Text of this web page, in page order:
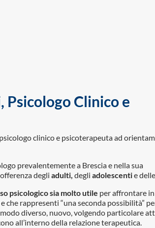
Psicologo Clinico e
clinico e psicoterapeuta ad
prevalentemente a Brescia e nella sua
degli adulti,degli adolescentie
psicologico sia molto utile per affrontare
che rappresenti “una seconda possibilità”
diverso, nuovo, volgendo particolare
all’interno della relazione terapeutica.